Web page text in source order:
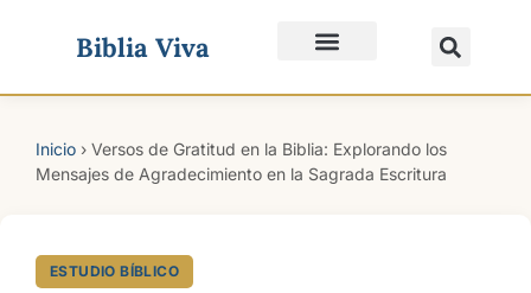
Biblia Viva
Inicio › Versos de Gratitud en la Biblia: Explorando los
Mensajes de Agradecimiento en la Sagrada Escritura
ESTUDIO BÍBLICO